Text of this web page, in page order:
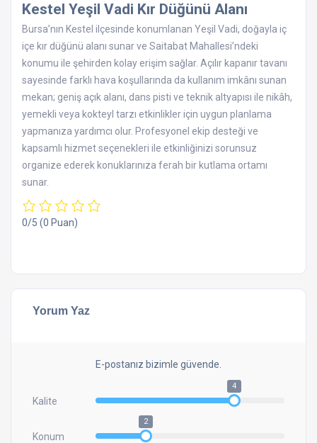
Kestel Yeşil Vadi Kır Düğünü Alanı
Bursa’nın Kestel ilçesinde konumlanan Yeşil Vadi, doğayla iç
içe kır düğünü alanı sunar ve Saitabat Mahallesi’ndeki
konumu ile şehirden kolay erişim sağlar. Açılır kapanır tavanı
sayesinde farklı hava koşullarında da kullanım imkânı sunan
mekan; geniş açık alanı, dans pisti ve teknik altyapısı ile nikâh,
yemekli veya kokteyl tarzı etkinlikler için uygun planlama
yapmanıza yardımcı olur. Profesyonel ekip desteği ve
kapsamlı hizmet seçenekleri ile etkinliğinizi sorunsuz
organize ederek konuklarınıza ferah bir kutlama ortamı
sunar.
0/5 (0 Puan)
Yorum Yaz
E-postanız bizimle güvende.
Kalite
4
Konum
2